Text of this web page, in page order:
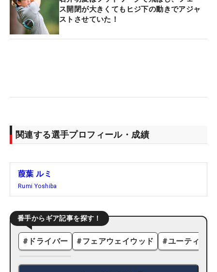
ス開閉が大きくてもヒジ下の動きでアジャ
ストさせていた！
関連する選手プロフィール・成績
葭葉 ルミ
Rumi Yoshiba
番手からギア記事を探す！
# ドライバー #フェアウェイウッド #ユーティリ